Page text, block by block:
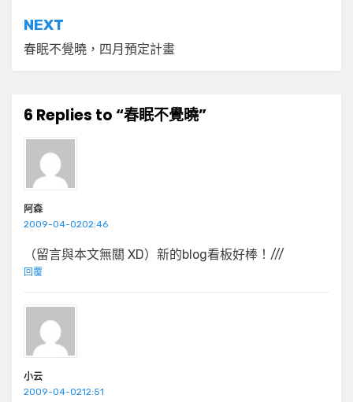
導
覽
NEXT
春眠不覺曉，四月預定計畫
6 Replies to “春眠不覺曉”
阿森
2009-04-0202:46
（留言與本文無關 XD）新的blog看板好棒！///
回覆
小云
2009-04-0212:51